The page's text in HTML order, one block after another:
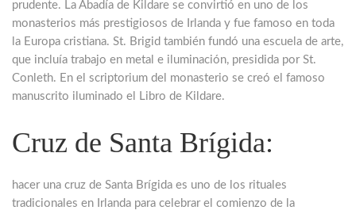
prudente. La Abadía de Kildare se convirtió en uno de los
monasterios más prestigiosos de Irlanda y fue famoso en toda
la Europa cristiana. St. Brigid también fundó una escuela de arte,
que incluía trabajo en metal e iluminación, presidida por St.
Conleth. En el scriptorium del monasterio se creó el famoso
manuscrito iluminado el Libro de Kildare.
Cruz de Santa Brígida:
hacer una cruz de Santa Brígida es uno de los rituales
tradicionales en Irlanda para celebrar el comienzo de la